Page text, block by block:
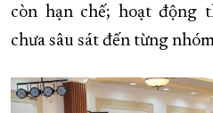
còn hạn chế; hoạt động
chưa sâu sát đến từng